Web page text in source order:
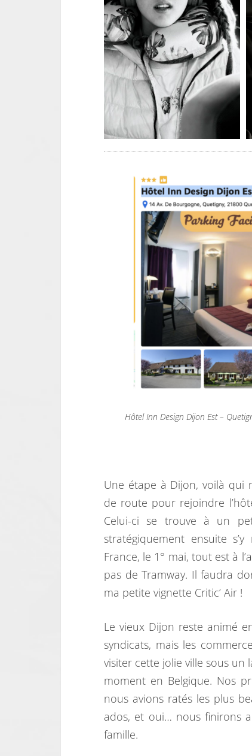
Hôtel Inn Design Dijon Est –
Une étape à Dijon, voilà qui
de route pour rejoindre
Celui-ci se trouve à un
stratégiquement ensuite
France, le 1° mai, tout est à
pas de Tramway. Il faudra
ma petite vignette Critic’ Air !
Le vieux Dijon reste animé
syndicats, mais les
visiter cette jolie ville sous un
moment en Belgique. Nos
nous avions ratés les plus
ados, et oui… nous finirons
famille.